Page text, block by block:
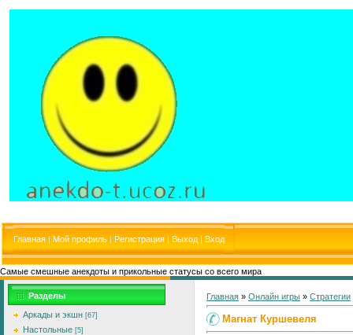
Главная | Мой профиль | Регистрация | Выход | Вход
Самые смешные анекдоты и прикольные статусы со всего мира
Разделы
Аркады и экшн [67]
Настольные [5]
Главная » Онлайн игры » Стратегии
Магнат Куршевеля